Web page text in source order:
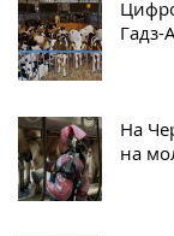
Гадз-
На
на